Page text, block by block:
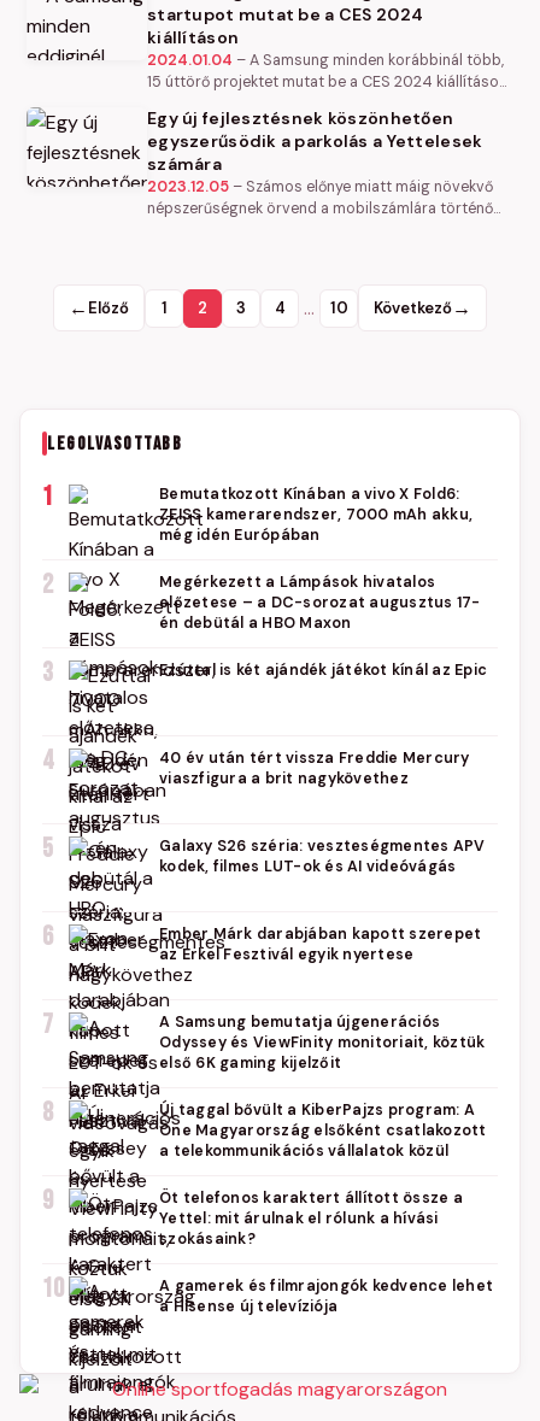
startupot mutat be a CES 2024
kiállításon
2024.01.04 –A Samsung minden korábbinál több,
15 úttörő projektet mutat be a CES 2024 kiállításon,
fejlesztettek. Előremutató…
Egy új fejlesztésnek köszönhetően
egyszerűsödik a parkolás a Yettelesek
számára
2023.12.05 – Számos előnye miatt máig növekvő
népszerűségnek örvend a mobilszámlára történő
← Előző 1 2 3 4 … 10 Következő→
LEGOLVASOTTABB
1
Bemutatkozott Kínában a vivo X Fold6:
ZEISS kamerarendszer, 7000 mAh akku,
még idén Európában
2
Megérkezett a Lámpások hivatalos
előzetese – a DC-sorozat augusztus 17-
én debütál a HBO Maxon
3 Ezúttal is két ajándék játékot kínál az Epic
4
40 év után tért vissza Freddie Mercury
viaszfigura a brit nagykövethez
5
Galaxy S26 széria: veszteségmentes APV
kodek, filmes LUT-ok és AI videóvágás
6
Ember Márk darabjában kapott szerepet
az Erkel Fesztivál egyik nyertese
7
A Samsung bemutatja újgenerációs
Odyssey és ViewFinity monitoriait, köztük
első 6K gaming kijelzőit
8
Új taggal bővült a KiberPajzs program: A
One Magyarország elsőként csatlakozott
a telekommunikációs vállalatok közül
9
Öt telefonos karaktert állított össze a
Yettel: mit árulnak el rólunk a hívási
szokásaink?
10
A gamerek és filmrajongók kedvence lehet
a Hisense új televíziója